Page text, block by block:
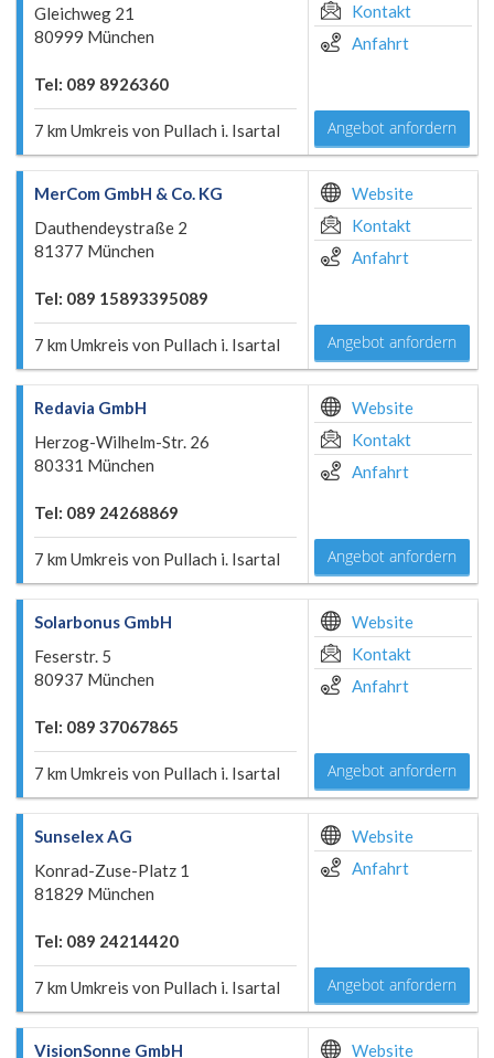
Gleichweg 21
80999 München
Tel: 089 8926360
7 km Umkreis von Pullach i. Isartal
Kontakt
Anfahrt
Angebot anfordern
MerCom GmbH & Co. KG
Dauthendeystraße 2
81377 München
Tel: 089 15893395089
7 km Umkreis von Pullach i. Isartal
Website
Kontakt
Anfahrt
Angebot anfordern
Redavia GmbH
Herzog-Wilhelm-Str. 26
80331 München
Tel: 089 24268869
7 km Umkreis von Pullach i. Isartal
Website
Kontakt
Anfahrt
Angebot anfordern
Solarbonus GmbH
Feserstr. 5
80937 München
Tel: 089 37067865
7 km Umkreis von Pullach i. Isartal
Website
Kontakt
Anfahrt
Angebot anfordern
Sunselex AG
Konrad-Zuse-Platz 1
81829 München
Tel: 089 24214420
7 km Umkreis von Pullach i. Isartal
Website
Anfahrt
Angebot anfordern
VisionSonne GmbH
Website